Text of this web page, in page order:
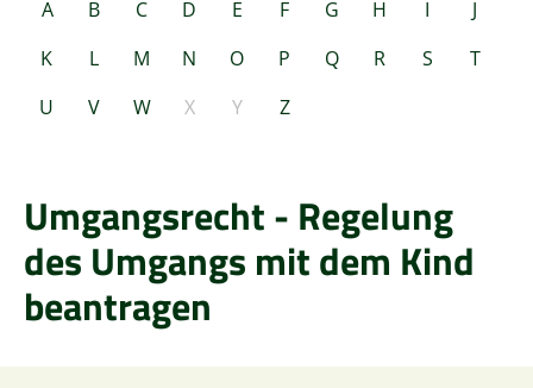
A B C D E F G H I
J
K
L M N O P Q R S
T
U
V W X Y Z
Umgangsrecht - Regelung
des Umgangs mit dem Kind
beantragen